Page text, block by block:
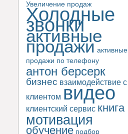
Увеличение продаж
Холодные
звонки
активные
продажи активные
продажи по телефону
антон берсерк
бизнес взаимодействие с
клиентом видео
клиентский сервис книга
мотивация
обучение подбор